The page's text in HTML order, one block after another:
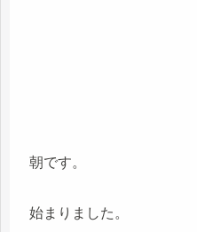
朝です。
始まりました。